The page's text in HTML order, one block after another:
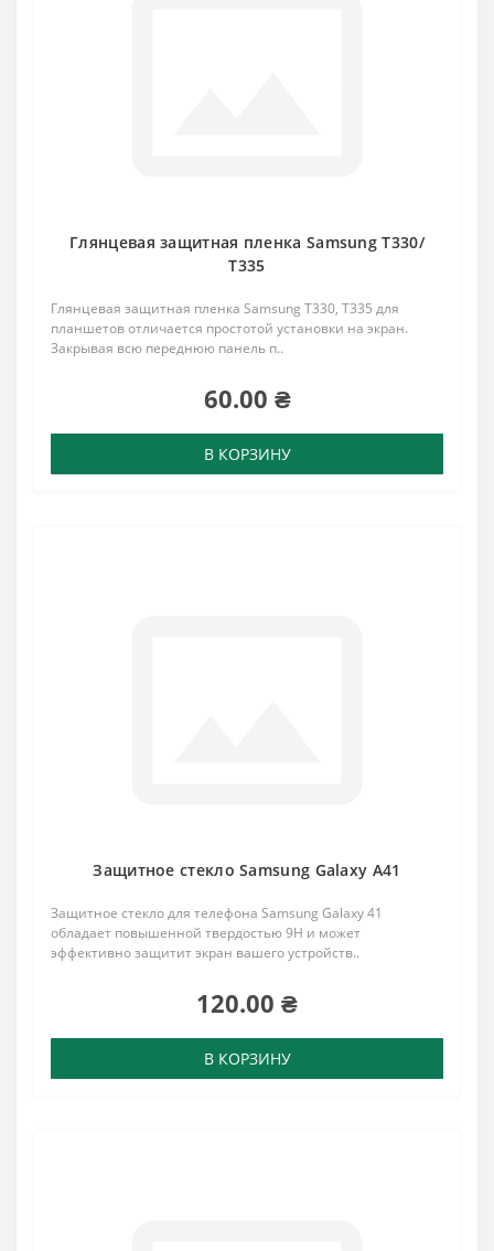
Глянцевая защитная пленка Samsung Т330/
Т335
Глянцевая защитная пленка Samsung Т330, Т335 для
планшетов отличается простотой установки на экран.
Закрывая всю переднюю панель п..
60.00 ₴
В КОРЗИНУ
Защитное стекло Samsung Galaxy A41
Защитное стекло для телефона Samsung Galaxy 41
обладает повышенной твердостью 9H и может
эффективно защитит экран вашего устройств..
120.00 ₴
В КОРЗИНУ